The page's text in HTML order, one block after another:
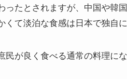
ったとされますが、中国や韓
て淡泊な食感は日本で独自
が良く食べる通常の料理に